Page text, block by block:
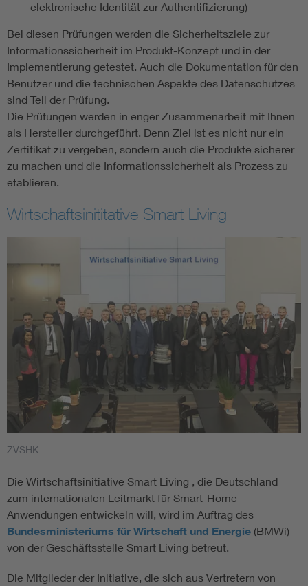
elektronische Identität zur Authentifizierung)
Bei diesen Prüfungen werden die Sicherheitsziele zur
Informationssicherheit im Produkt-Konzept und in der
Implementierung getestet. Auch die Dokumentation für den
Benutzer und die technischen Aspekte des Datenschutzes
sind Teil der Prüfung.
Die Prüfungen werden in enger Zusammenarbeit mit Ihnen
als Hersteller durchgeführt. Denn Ziel ist es nicht nur ein
Zertifikat zu vergeben, sondern auch die Produkte sicherer
zu machen und die Informationssicherheit als Prozess zu
etablieren.
Wirtschaftsinititative Smart Living
ZVSHK
Die Wirtschaftsinitiative Smart Living , die Deutschland
zum internationalen Leitmarkt für Smart-Home-
Anwendungen entwickeln will, wird im Auftrag des
Bundesministeriums für Wirtschaft und Energie (BMWi)
von der Geschäftsstelle Smart Living betreut.
Die Mitglieder der Initiative, die sich aus Vertretern von